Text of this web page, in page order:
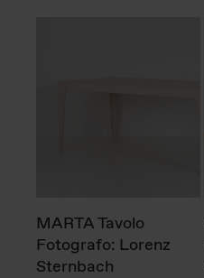
MARTA Tavolo
Fotografo: Lorenz
Sternbach